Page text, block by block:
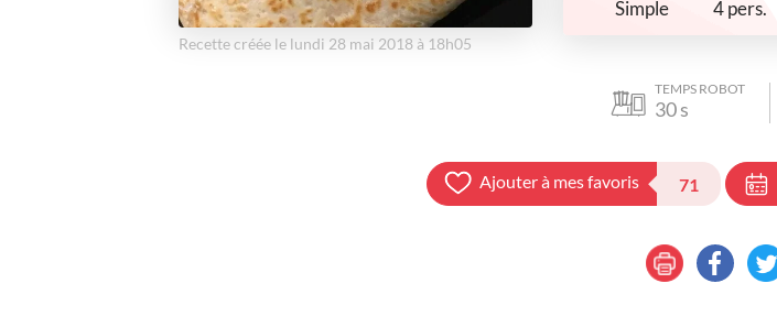
Recette créée le lundi 28 mai 2018 à 18h05
Simple 4 pers.
TEMPS ROBOT
30s
Ajouter à mes favoris 71